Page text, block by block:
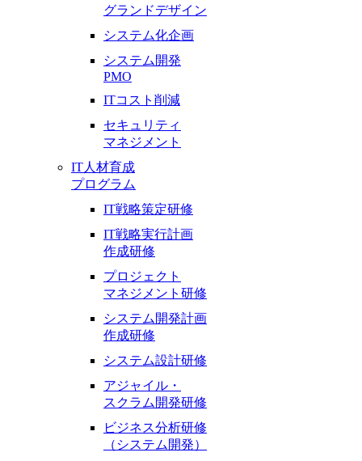
グランドデザイン
システム化企画
システム開発
PMO
ITコスト削減
セキュリティ
マネジメント
IT人材育成
プログラム
IT戦略策定研修
IT戦略実行計画
作成研修
プロジェクト
マネジメント研修
システム開発計画
作成研修
システム設計研修
アジャイル・
スクラム開発研修
ビジネス分析研修
（システム開発）